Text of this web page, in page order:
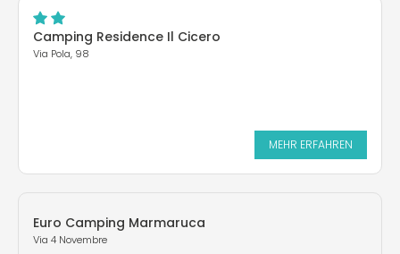
Camping Residence Il Cicero
Via Pola, 98
MEHR ERFAHREN
Euro Camping Marmaruca
Via 4 Novembre